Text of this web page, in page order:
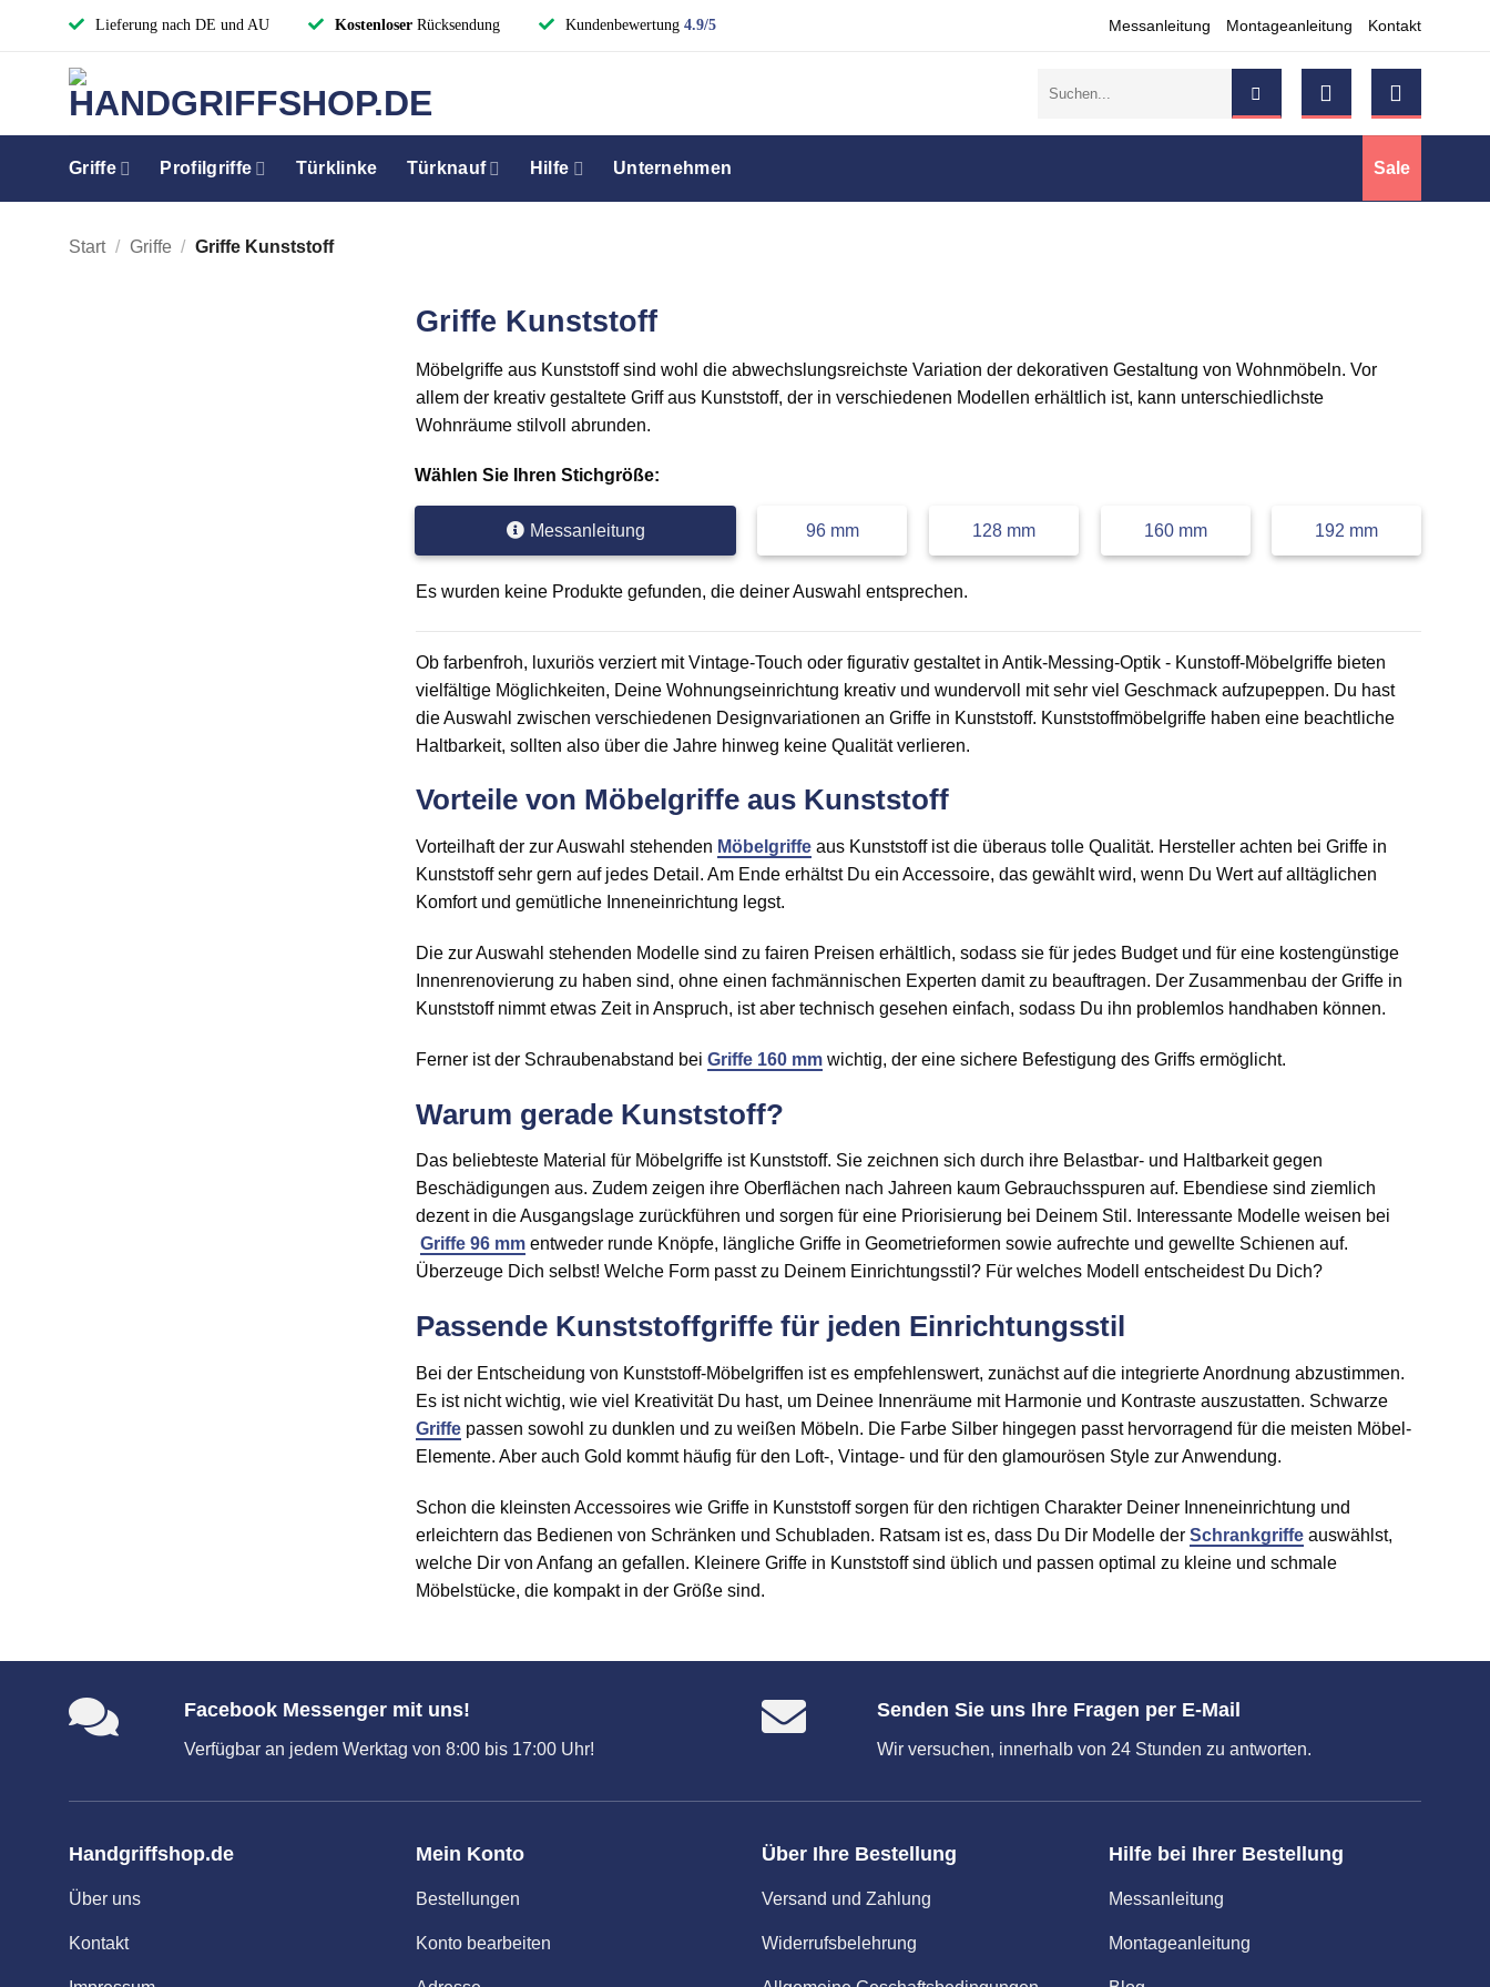
Lieferung nach DE und AU Kostenloser Rücksendung Kundenbewertung 4.9/5 Messanleitung Montageanleitung Kontakt
nach:
Griffe Profilgriffe Türklinke Türknauf Hilfe Unternehmen Sale
Start / Griffe / Griffe Kunststoff
Griffe Kunststoff
Möbelgriffe aus Kunststoff sind wohl die abwechslungsreichste Variation der dekorativen Gestaltung von Wohnmöbeln. Vor
allem der kreativ gestaltete Griff aus Kunststoff, der in verschiedenen Modellen erhältlich ist, kann unterschiedlichste
Wohnräume stilvoll abrunden.
Wählen Sie Ihren Stichgröße:
Messanleitung 96 mm 128 mm 160 mm 192 mm
Es wurden keine Produkte gefunden, die deiner Auswahl entsprechen.
Ob farbenfroh, luxuriös verziert mit Vintage-Touch oder figurativ gestaltet in Antik-Messing-Optik - Kunstoff-Möbelgriffe bieten
vielfältige Möglichkeiten, Deine Wohnungseinrichtung kreativ und wundervoll mit sehr viel Geschmack aufzupeppen. Du hast
die Auswahl zwischen verschiedenen Designvariationen an Griffe in Kunststoff. Kunststoffmöbelgriffe haben eine beachtliche
Haltbarkeit, sollten also über die Jahre hinweg keine Qualität verlieren.
Vorteile von Möbelgriffe aus Kunststoff
Vorteilhaft der zur Auswahl stehenden Möbelgriffeaus Kunststoff ist die überaus tolle Qualität. Hersteller achten bei Griffe in
Kunststoff sehr gern auf jedes Detail. Am Ende erhältst Du ein Accessoire, das gewählt wird, wenn Du Wert auf alltäglichen
Komfort und gemütliche Inneneinrichtung legst.
Die zur Auswahl stehenden Modelle sind zu fairen Preisen erhältlich, sodass sie für jedes Budget und für eine kostengünstige
Innenrenovierung zu haben sind, ohne einen fachmännischen Experten damit zu beauftragen. Der Zusammenbau der Griffe in
Kunststoff nimmt etwas Zeit in Anspruch, ist aber technisch gesehen einfach, sodass Du ihn problemlos handhaben können.
Ferner ist der Schraubenabstand bei Griffe 160 mmwichtig, der eine sichere Befestigung des Griffs ermöglicht.
Warum gerade Kunststoff?
Das beliebteste Material für Möbelgriffe ist Kunststoff. Sie zeichnen sich durch ihre Belastbar- und Haltbarkeit gegen
Beschädigungen aus. Zudem zeigen ihre Oberflächen nach Jahreen kaum Gebrauchsspuren auf. Ebendiese sind ziemlich
dezent in die Ausgangslage zurückführen und sorgen für eine Priorisierung bei Deinem Stil. Interessante Modelle weisen bei
Griffe 96 mmentweder runde Knöpfe, längliche Griffe in Geometrieformen sowie aufrechte und gewellte Schienen auf.
Überzeuge Dich selbst! Welche Form passt zu Deinem Einrichtungsstil? Für welches Modell entscheidest Du Dich?
Passende Kunststoffgriffe für jeden Einrichtungsstil
Bei der Entscheidung von Kunststoff-Möbelgriffen ist es empfehlenswert, zunächst auf die integrierte Anordnung abzustimmen.
Es ist nicht wichtig, wie viel Kreativität Du hast, um Deinee Innenräume mit Harmonie und Kontraste auszustatten. Schwarze
Griffepassen sowohl zu dunklen und zu weißen Möbeln. Die Farbe Silber hingegen passt hervorragend für die meisten Möbel-
Elemente. Aber auch Gold kommt häufig für den Loft-, Vintage- und für den glamourösen Style zur Anwendung.
Schon die kleinsten Accessoires wie Griffe in Kunststoff sorgen für den richtigen Charakter Deiner Inneneinrichtung und
erleichtern das Bedienen von Schränken und Schubladen. Ratsam ist es, dass Du Dir Modelle der Schrankgriffeauswählst,
welche Dir von Anfang an gefallen. Kleinere Griffe in Kunststoff sind üblich und passen optimal zu kleine und schmale
Möbelstücke, die kompakt in der Größe sind.
Facebook Messenger mit uns!
Verfügbar an jedem Werktag von 8:00 bis 17:00 Uhr!
Senden Sie uns Ihre Fragen per E-Mail
Wir versuchen, innerhalb von 24 Stunden zu antworten.
Handgriffshop.de
Über uns
Kontakt
Mein Konto
Bestellungen
Konto bearbeiten
Über Ihre Bestellung
Versand und Zahlung
Widerrufsbelehrung
Hilfe bei Ihrer Bestellung
Messanleitung
Montageanleitung